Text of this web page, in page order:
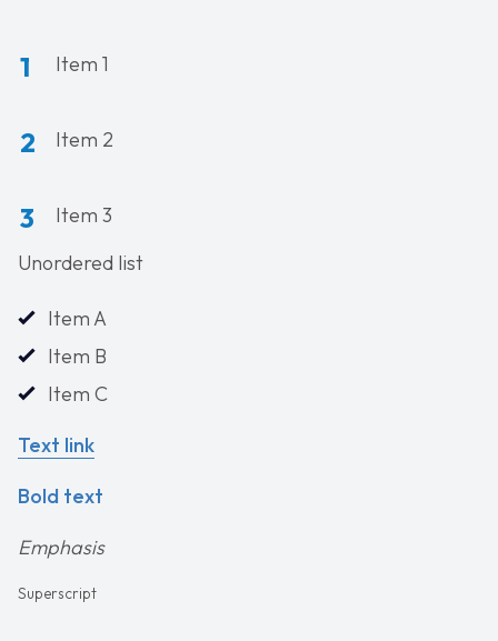
Item 1
Item 2
Item 3
Unordered list
Item A
Item B
Item C
Text link
Bold text
Emphasis
Superscript